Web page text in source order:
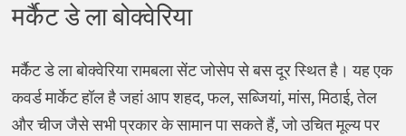
मर्कैट डे ला बोक्वेरिया
मर्कैट डे ला बोक्वेरिया रामबला सेंट जोसेप से बस दूर स्थित है। यह एक
कवर्ड मार्केट हॉल है जहां आप शहद, फल, सब्जियां, मांस, मिठाई, तेल
और चीज जैसे सभी प्रकार के सामान पा सकते हैं, जो उचित मूल्य पर